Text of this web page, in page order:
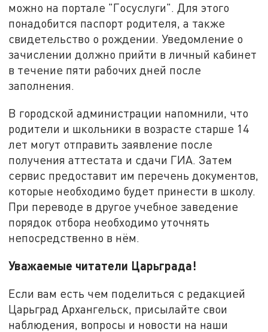
можно на портале "Госуслуги". Для этого
понадобится паспорт родителя, а также
свидетельство о рождении. Уведомление о
зачислении должно прийти в личный кабинет
в течение пяти рабочих дней после
заполнения.
В городской администрации напомнили, что
родители и школьники в возрасте старше 14
лет могут отправить заявление после
получения аттестата и сдачи ГИА. Затем
сервис предоставит им перечень документов,
которые необходимо будет принести в школу.
При переводе в другое учебное заведение
порядок отбора необходимо уточнять
непосредственно в нём.
Уважаемые читатели Царьграда!
Если вам есть чем поделиться с редакцией
Царьград Архангельск, присылайте свои
наблюдения, вопросы и новости на наши